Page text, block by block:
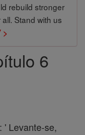
rebuild stronger
Stand with us
>
6
' Levante-se,